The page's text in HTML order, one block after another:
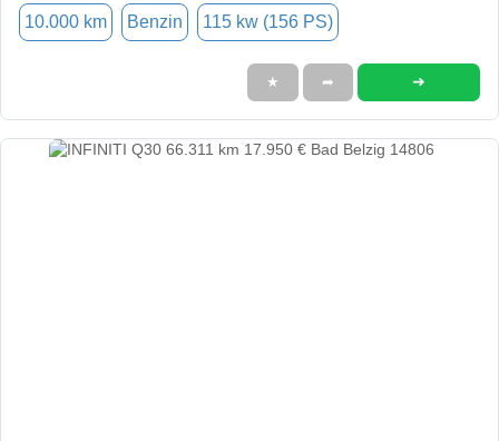
10.000 km Benzin 115 kw (156 PS)
★ ➦ ➜